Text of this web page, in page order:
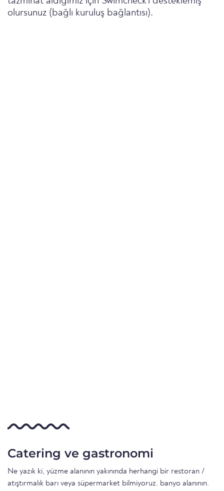
olursunuz (bağlı kuruluş bağlantısı).
Catering ve gastronomi
Ne yazık ki, yüzme alanının yakınında herhangi bir restoran /
atıştırmalık barı veya süpermarket bilmiyoruz. banyo alanının.